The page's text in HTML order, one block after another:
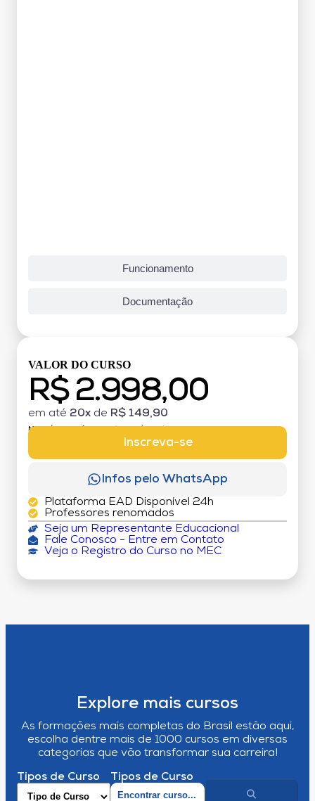
Funcionamento
Documentação
VALOR DO CURSO
R$ 2.998,00
em até 20x de R$ 149,90
MATRÍCULA:
Inscreva-se
Infos pelo WhatsApp
Plataforma EAD Disponível 24h
Professores renomados
Seja um Representante Educacional
Fale Conosco - Entre em Contato
Veja o Registro do Curso no MEC
Explore mais cursos
As formações mais completas do Brasil estão aqui,
escolha dentre mais de 1000 cursos em diversas
categorias que vão transformar sua carreira!
Tipos de Curso Tipos de Curso